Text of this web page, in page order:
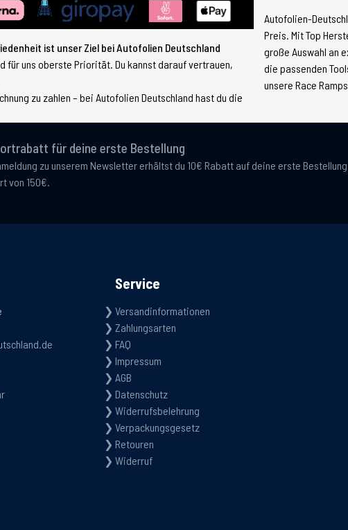
ist unser Ziel bei Autofolien Deutschland
für uns oberste Priorität. Du kannst darauf vertrauen,
zu zahlen – bei Autofolien Deutschland hast du die
Autofolien-
Preis. Mit Top
große Auswahl an
die passenden
unsere Race
für deine erste Bestellung
zu unserem Newsletter erhältst du 10€ Rabatt auf deine erste
von 150€.
Service
Versandinformationen
Zahlungsarten
FAQ
Impressum
AGB
Datenschutz
Widerrufsbelehrung
Verpackungsgesetz
Retouren
Widerruf